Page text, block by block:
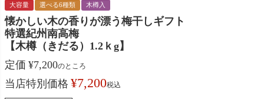
大容量 選べる6種類 木樽入
懐かしい木の香りが漂う梅干しギフト
特選紀州南高梅
【木樽（きだる）1.2ｋg】
定価 ¥7,200のところ
当店特別価格 ¥7,200税込